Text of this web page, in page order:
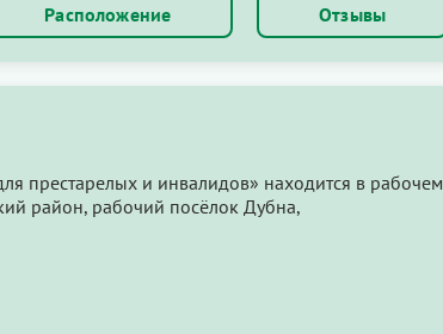
Расположение Отзывы
престарелых и инвалидов» находится в рабочем
район, рабочий посёлок Дубна,